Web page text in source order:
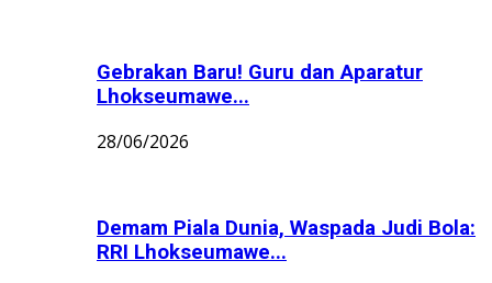
Gebrakan Baru! Guru dan Aparatur
Lhokseumawe...
28/06/2026
Demam Piala Dunia, Waspada Judi Bola:
RRI Lhokseumawe...